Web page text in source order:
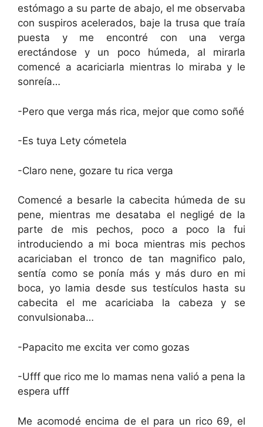
estómago a su parte de abajo, el me observaba
con suspiros acelerados, baje la trusa que traía
puesta y me encontré con una verga
erectándose y un poco húmeda, al mirarla
comencé a acariciarla mientras lo miraba y le
sonreía…
-Pero que verga más rica, mejor que como soñé
-Es tuya Lety cómetela
-Claro nene, gozare tu rica verga
Comencé a besarle la cabecita húmeda de su
pene, mientras me desataba el negligé de la
parte de mis pechos, poco a poco la fui
introduciendo a mi boca mientras mis pechos
acariciaban el tronco de tan magnifico palo,
sentía como se ponía más y más duro en mi
boca, yo lamia desde sus testículos hasta su
cabecita el me acariciaba la cabeza y se
convulsionaba…
-Papacito me excita ver como gozas
-Ufff que rico me lo mamas nena valió a pena la
espera ufff
Me acomodé encima de el para un rico 69, el